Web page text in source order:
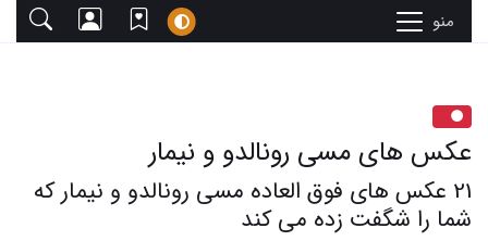
منو
عکس های مسی رونالدو و نیمار
21 عکس های فوق العاده مسی رونالدو و نیمار که
شما را شگفت زده می کند